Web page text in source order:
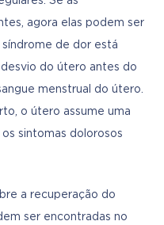
agora elas podem ser
de dor está
do útero antes do
menstrual do útero.
o útero assume uma
sintomas dolorosos
a recuperação do
ser encontradas no